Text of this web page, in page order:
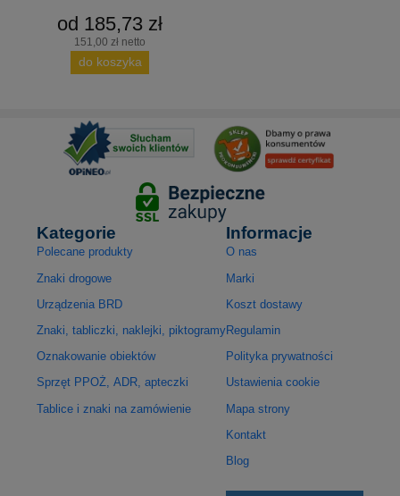
od 185,73 zł
151,00 zł netto
do koszyka
Kategorie
Polecane produkty
Znaki drogowe
Urządzenia BRD
Znaki, tabliczki, naklejki, piktogramy
Oznakowanie obiektów
Sprzęt PPOŻ, ADR, apteczki
Tablice i znaki na zamówienie
Informacje
O nas
Marki
Koszt dostawy
Regulamin
Polityka prywatności
Ustawienia cookie
Mapa strony
Kontakt
Blog